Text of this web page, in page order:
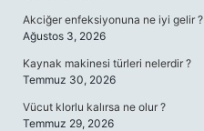
Akciğer enfeksiyonuna ne iyi gelir ?
Ağustos 3, 2026
Kaynak makinesi türleri nelerdir ?
Temmuz 30, 2026
Vücut klorlu kalırsa ne olur ?
Temmuz 29, 2026